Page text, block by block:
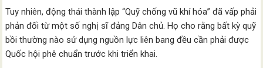
Tuy nhiên, động thái thành lập “Quỹ chống vũ khí hóa” đã vấp phải
phản đối từ một số nghị sĩ đảng Dân chủ. Họ cho rằng bất kỳ quỹ
bồi thường nào sử dụng nguồn lực liên bang đều cần phải được
Quốc hội phê chuẩn trước khi triển khai.